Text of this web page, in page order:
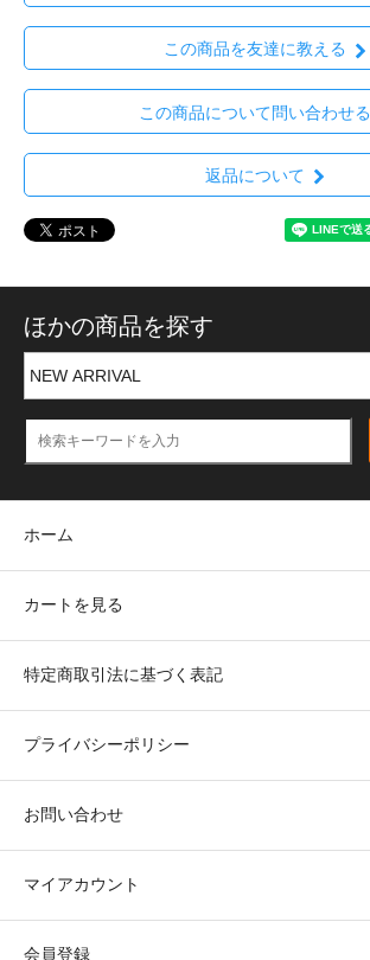
この商品を友達に教える
この商品について問い合わせる
返品について
ほかの商品を探す
ホーム
カートを見る
特定商取引法に基づく表記
プライバシーポリシー
お問い合わせ
マイアカウント
会員登録